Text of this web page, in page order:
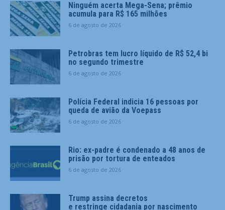
Ninguém acerta Mega-Sena; prêmio
acumula para R$ 165 milhões
6 de agosto de 2026
Petrobras tem lucro líquido de R$ 52,4 bi
no segundo trimestre
6 de agosto de 2026
Polícia Federal indicia 16 pessoas por
queda de avião da Voepass
6 de agosto de 2026
Rio: ex-padre é condenado a 48 anos de
prisão por tortura de enteados
6 de agosto de 2026
Trump assina decretos
e restringe cidadania por nascimento